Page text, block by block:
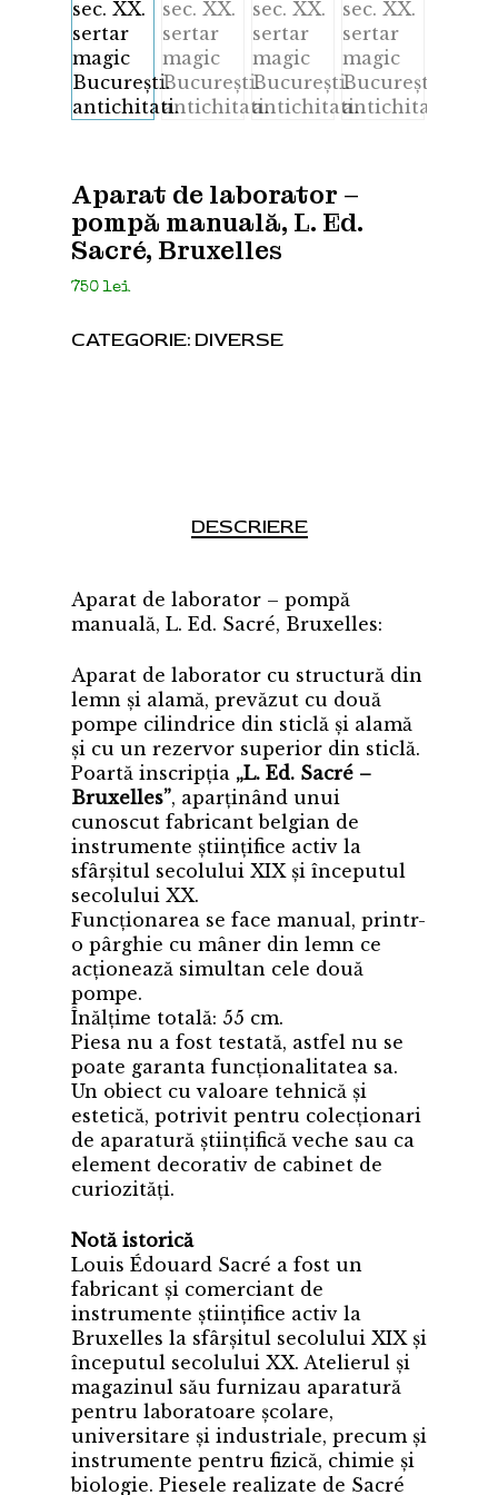
Aparat de laborator –
pompă manuală, L. Ed.
Sacré, Bruxelles
750lei
CATEGORIE:DIVERSE
DESCRIERE
Aparat de laborator – pompă
manuală, L. Ed. Sacré, Bruxelles:
Aparat de laborator cu structură din
lemn și alamă, prevăzut cu două
pompe cilindrice din sticlă și alamă
și cu un rezervor superior din sticlă.
Poartă inscripția „L. Ed. Sacré –
Bruxelles”, aparținând unui
cunoscut fabricant belgian de
instrumente științifice activ la
sfârșitul secolului XIX și începutul
secolului XX.
Funcționarea se face manual, printr-
o pârghie cu mâner din lemn ce
acționează simultan cele două
pompe.
Înălțime totală: 55 cm.
Piesa nu a fost testată, astfel nu se
poate garanta funcționalitatea sa.
Un obiect cu valoare tehnică și
estetică, potrivit pentru colecționari
de aparatură științifică veche sau ca
element decorativ de cabinet de
curiozități.
Notă istorică
Louis Édouard Sacré a fost un
fabricant și comerciant de
instrumente științifice activ la
Bruxelles la sfârșitul secolului XIX și
începutul secolului XX. Atelierul și
magazinul său furnizau aparatură
pentru laboratoare școlare,
universitare și industriale, precum și
instrumente pentru fizică, chimie și
biologie. Piesele realizate de Sacré